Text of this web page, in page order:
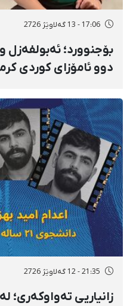
17:06 - 13 گەلاوێژ 2726
بۆجنوورد؛ ئەبولفەزل
دوو ئامۆزای کوردی
نەختییان بەسەردا
21:35 - 12 گەلاوێژ 2726
زانیاریی تەواوکەری؛